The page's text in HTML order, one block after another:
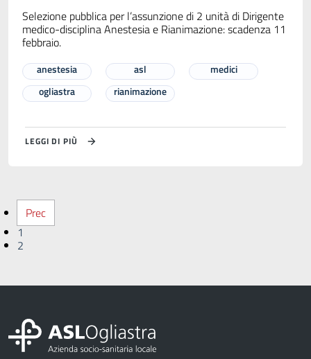
Selezione pubblica per l’assunzione di 2 unità di Dirigente
medico-disciplina Anestesia e Rianimazione: scadenza 11
febbraio.
anestesia asl
medici
ogliastra
rianimazione
LEGGI DI PIÙ
Prec
1
2